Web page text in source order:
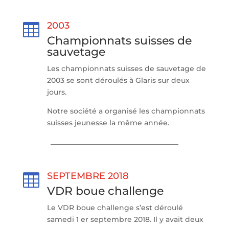
 2003
Championnats suisses de
sauvetage
Les championnats suisses de sauvetage de
2003 se sont déroulés à Glaris sur deux
jours.
Notre société a organisé les championnats
suisses jeunesse la même année.
 SEPTEMBRE 2018
VDR boue challenge
Le VDR boue challenge s’est déroulé
samedi 1 er septembre 2018. Il y avait deux